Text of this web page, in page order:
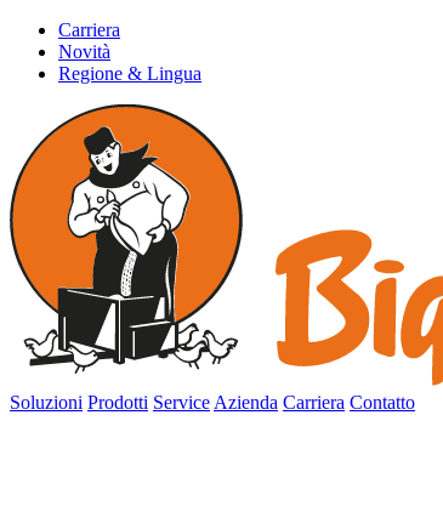
Carriera
Novità
Regione & Lingua
Soluzioni Prodotti Service Azienda Carriera Contatto